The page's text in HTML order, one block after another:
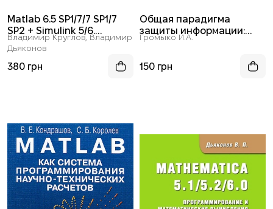
Matlab 6.5 SP1/7/7 SP1/7
SP2 + Simulink 5/6.
Инструменты
искусственного
интеллекта и
Владимир Круглов, Владимир
Дьяконов
380 грн
Общая парадигма
защиты информации:
проблемы защиты
математического
Громыко И.А.
150 грн